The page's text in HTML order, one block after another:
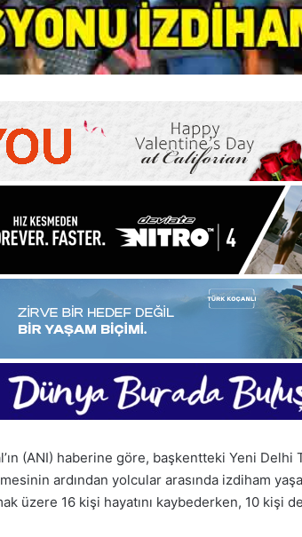
(ANI) haberine göre, başkentteki Yeni Delhi
ardından yolcular arasında izdiham
üzere 16 kişi hayatını kaybederken, 10 kişi